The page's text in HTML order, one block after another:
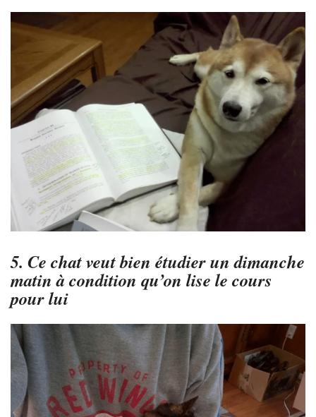
5. Ce chat veut bien étudier un dimanche
matin à condition qu’on lise le cours
pour lui